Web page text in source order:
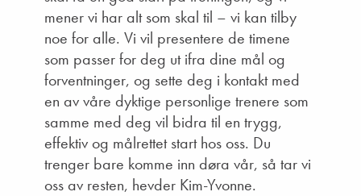
mener vi har alt som skal til – vi kan tilby
noe for alle. Vi vil presentere de timene
som passer for deg ut ifra dine mål og
forventninger, og sette deg i kontakt med
en av våre dyktige personlige trenere som
samme med deg vil bidra til en trygg,
effektiv og målrettet start hos oss. Du
trenger bare komme inn døra vår, så tar vi
oss av resten, hevder Kim-Yvonne.